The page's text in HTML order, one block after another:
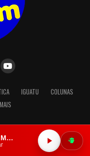
IGUATU
COLUNAS
reservados.
Rádio Ao Vivo – Mais FM Iguatu